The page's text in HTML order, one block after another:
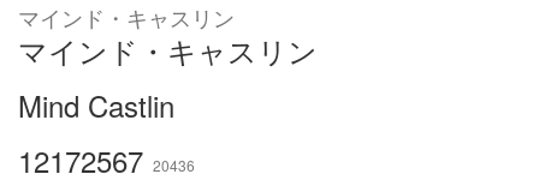
マインド・キャスリン
マインド・キャスリン
Mind Castlin
12172567 20436